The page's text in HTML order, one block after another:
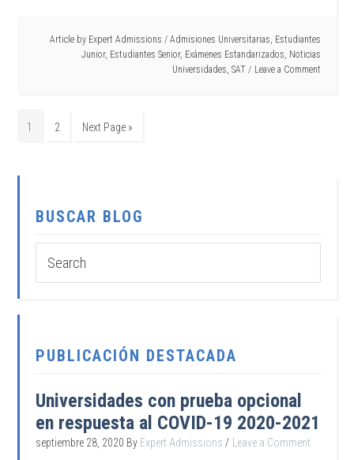
Article by Expert Admissions / Admisiones Universitarias Estudiantes
Junior, Estudiantes Senior, Exámenes Estandarizados Noticias
Universidades SAT Leave a Comment
1 2 Next Page »
BUSCAR BLOG
PUBLICACIÓN DESTACADA
Universidades con prueba opcional
en respuesta al COVID-19 2020-2021
septiembre 28, 2020 By Expert Admissions Leave a Comment